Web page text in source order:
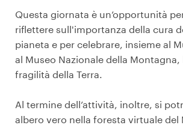
Questa giornata è un’opportunità
riflettere sull'importanza della cura
pianeta e per celebrare, insieme al
al Museo Nazionale della Montagna,
fragilità della Terra.
Al termine dell’attività, inoltre, si
albero vero nella foresta virtuale del